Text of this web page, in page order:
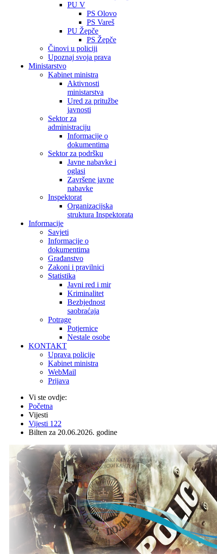
PU V
PS Olovo
PS Vareš
PU Žepče
PS Žepče
Činovi u policiji
Upoznaj svoja prava
Ministarstvo
Kabinet ministra
Aktivnosti
ministarstva
Ured za pritužbe
javnosti
Sektor za
administraciju
Informacije o
dokumentima
Sektor za podršku
Javne nabavke i
oglasi
Završene javne
nabavke
Inspektorat
Organizacijska
struktura Inspektorata
Informacije
Savjeti
Informacije o
dokumentima
Građanstvo
Zakoni i pravilnici
Statistika
Javni red i mir
Kriminalitet
Bezbjednost
saobraćaja
Potrage
Potjernice
Nestale osobe
KONTAKT
Uprava policije
Kabinet ministra
WebMail
Prijava
Vi ste ovdje:
Početna
Vijesti
Vijesti 122
Bilten za 20.06.2026. godine